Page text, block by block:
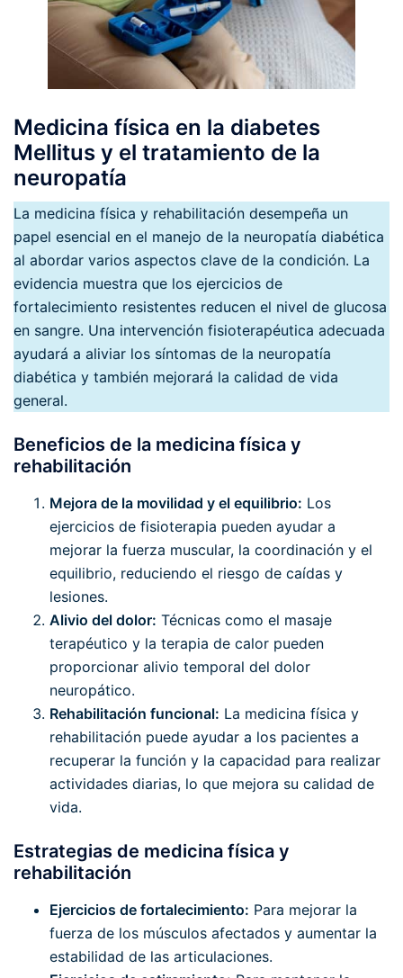
Medicina física en la diabetes
Mellitus y el tratamiento de la
neuropatía
La medicina física y rehabilitación desempeña un
papel esencial en el manejo de la neuropatía diabética
al abordar varios aspectos clave de la condición. La
evidencia muestra que los ejercicios de
fortalecimiento resistentes reducen el nivel de glucosa
en sangre. Una intervención fisioterapéutica adecuada
ayudará a aliviar los síntomas de la neuropatía
diabética y también mejorará la calidad de vida
general.
Beneficios de la medicina física y
rehabilitación
Mejora de la movilidad y el equilibrio: Los
ejercicios de fisioterapia pueden ayudar a
mejorar la fuerza muscular, la coordinación y el
equilibrio, reduciendo el riesgo de caídas y
lesiones.
Alivio del dolor: Técnicas como el masaje
terapéutico y la terapia de calor pueden
proporcionar alivio temporal del dolor
neuropático.
Rehabilitación funcional: La medicina física y
rehabilitación puede ayudar a los pacientes a
recuperar la función y la capacidad para realizar
actividades diarias, lo que mejora su calidad de
vida.
Estrategias de medicina física y
rehabilitación
Ejercicios de fortalecimiento: Para mejorar la
fuerza de los músculos afectados y aumentar la
estabilidad de las articulaciones.